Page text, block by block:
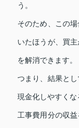
う。
そのため、この
いたほうが、買
を解消できます。
つまり、結果とし
現金化しやすくな
工事費用分の収